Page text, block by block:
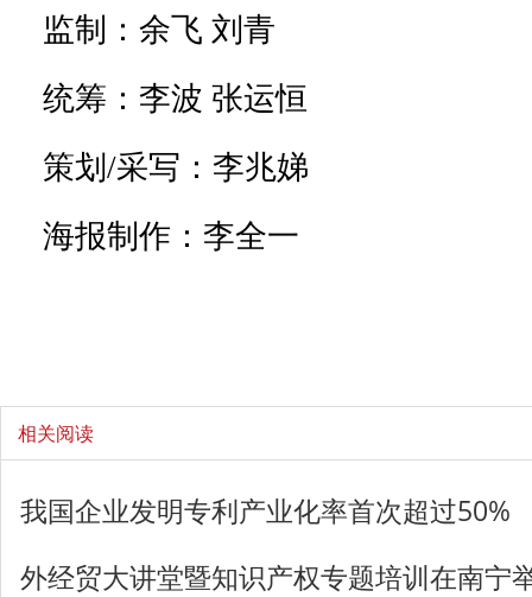
监制：余飞 刘青
统筹：李波 张运恒
策划/采写：李兆娣
海报制作：李全一
相关阅读
我国企业发明专利产业化率首次超过50%
外经贸大讲堂暨知识产权专题培训在南宁